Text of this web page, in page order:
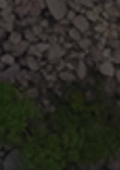
8 enero, 2019